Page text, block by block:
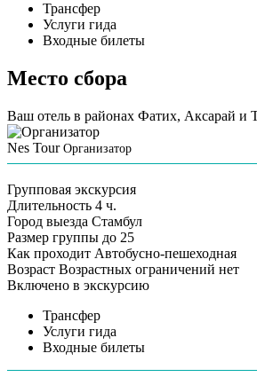
Трансфер
Услуги гида
Входные билеты
Место сбора
Ваш отель в районах Фатих, Аксарай и
Nes Tour Организатор
Групповая экскурсия
Длительность 4 ч.
Город выезда Стамбул
Размер группы до 25
Как проходит Автобусно-пешеходная
Возраст Возрастных ограничений нет
Включено в экскурсию
Трансфер
Услуги гида
Входные билеты